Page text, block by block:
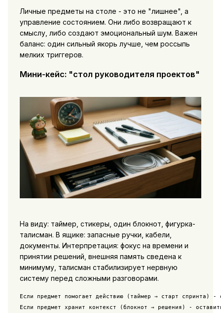
Личные предметы на столе - это не "лишнее", а
управление состоянием. Они либо возвращают к
смыслу, либо создают эмоциональный шум. Важен
баланс: один сильный якорь лучше, чем россыпь
мелких триггеров.
Мини-кейс: "стол руководителя проектов"
На виду: таймер, стикеры, один блокнот, фигурка-
талисман. В ящике: запасные ручки, кабели,
документы. Интерпретация: фокус на времени и
принятии решений, внешняя память сведена к
минимуму, талисман стабилизирует нервную
систему перед сложными разговорами.
Если предмет помогает действию (таймер → старт спринта) -
Если предмет хранит контекст (блокнот → решения) -